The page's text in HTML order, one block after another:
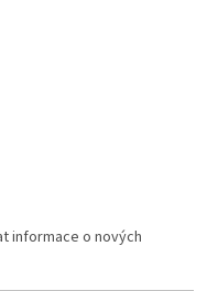
informace o nových